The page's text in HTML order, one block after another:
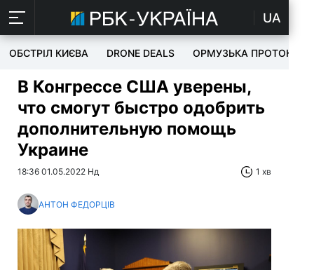
UA
ОБСТРІЛ КИЄВА DRONE DEALS ОРМУЗЬКА ПРОТОКА
В Конгрессе США уверены,
что смогут быстро одобрить
дополнительную помощь
Украине
18:36 01.05.2022 Нд 1 хв
АНТОН ФЕДОРЦІВ